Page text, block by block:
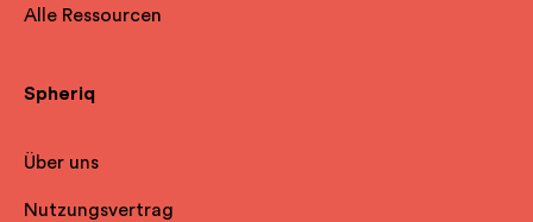
Alle Ressourcen
Spheriq
Über uns
Nutzungsvertrag